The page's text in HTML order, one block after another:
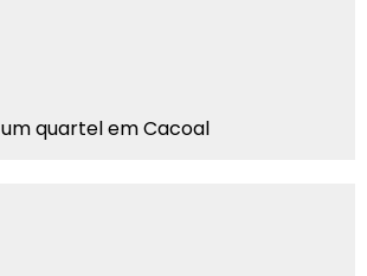
quartel em Cacoal